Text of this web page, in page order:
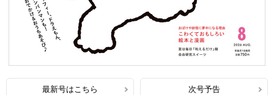
最新号はこちら 次号予告